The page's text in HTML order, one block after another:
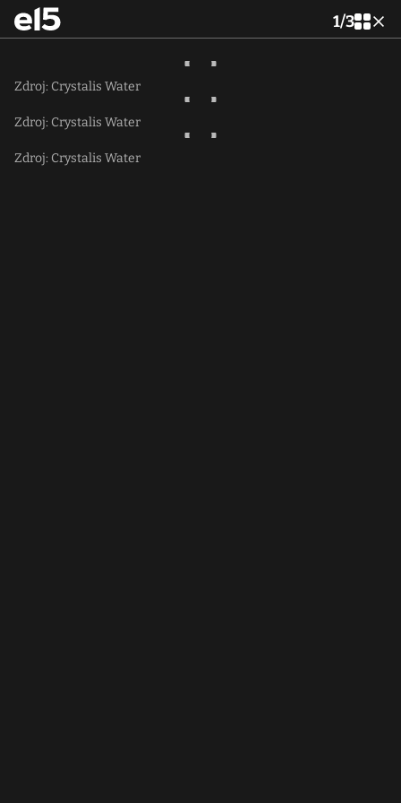
1/3
Zdroj: Crystalis Water
Zdroj: Crystalis Water
Zdroj: Crystalis Water